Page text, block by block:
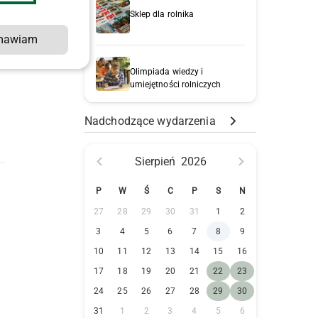
Sklep dla rolnika
Olimpiada wiedzy i
umiejętności rolniczych
Nadchodzące wydarzenia
Sierpień 2026
P W Ś C P S N
27 28 29 30 31 1
2
3
4 5 6 7 8
9
10
11 12 13 14 15
16
17
18 19 20 21 22
23
24
25 26 27 28 29
30
31
1 2 3 4 5 6